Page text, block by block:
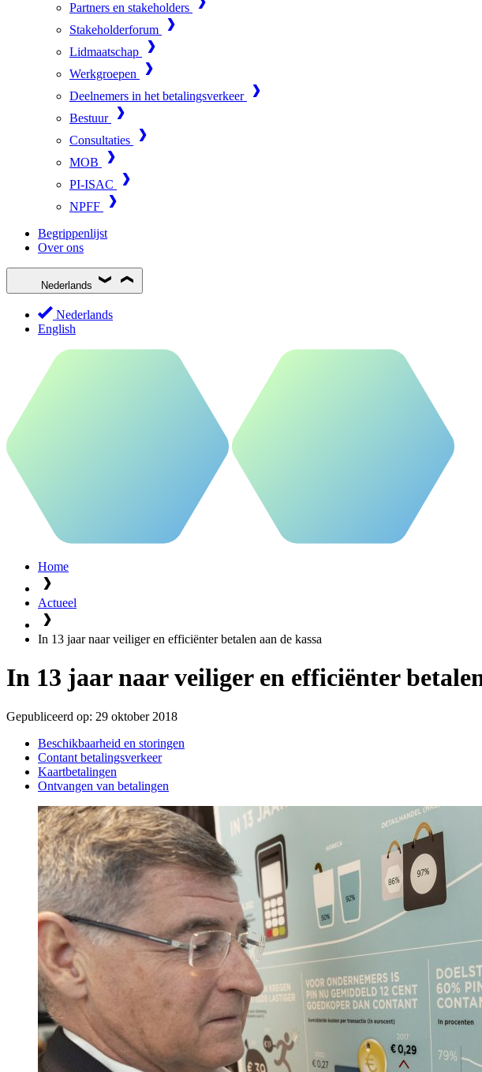
Partners en stakeholders
Stakeholderforum
Lidmaatschap
Werkgroepen
Deelnemers in het betalingsverkeer
Bestuur
Consultaties
MOB
PI-ISAC
NPFF
Begrippenlijst
Over ons
Nederlands
Nederlands
English
Home
Actueel
In 13 jaar naar veiliger en efficiënter betalen aan de kassa
In 13 jaar naar veiliger en efficiënter
Gepubliceerd op: 29 oktober 2018
Beschikbaarheid en storingen
Contant betalingsverkeer
Kaartbetalingen
Ontvangen van betalingen